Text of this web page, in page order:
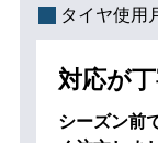
タイヤ使用
対応が丁
シーズン前